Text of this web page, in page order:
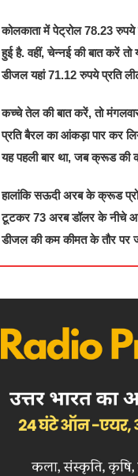
कोलकाता में पेट्रोल 78.23 रुपये
हुई है. वहीं, चेन्नई की बात करें
डीजल यहां 71.12 रुपये प्रति
कच्चे तेल की बात करें, तो
प्रति बैरल का आंकड़ा पार कर
यह पहली बार था, जब क्रूड की
हालांकि सऊदी अरब के क्रूड
टूटकर 73 अरब डॉलर के नीचे आ
डीजल की कम कीमत के तौर पर